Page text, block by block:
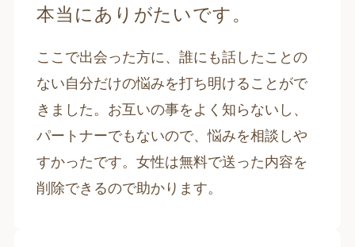
本当にありがたいです。
ここで出会った方に、誰にも話したことの
ない自分だけの悩みを打ち明けることがで
きました。お互いの事をよく知らないし、
パートナーでもないので、悩みを相談しや
すかったです。女性は無料で送った内容を
削除できるので助かります。